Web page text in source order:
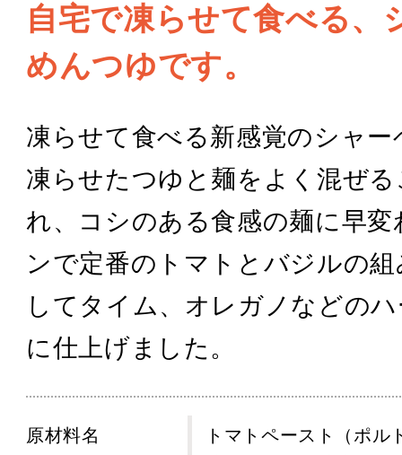
自宅で凍らせて食べる、
めんつゆです。
凍らせて食べる新感覚のシャ
凍らせたつゆと麺をよく混ぜ
れ、コシのある食感の麺に早
ンで定番のトマトとバジルの
してタイム、オレガノなどの
に仕上げました。
原材料名
トマトペースト（ポル